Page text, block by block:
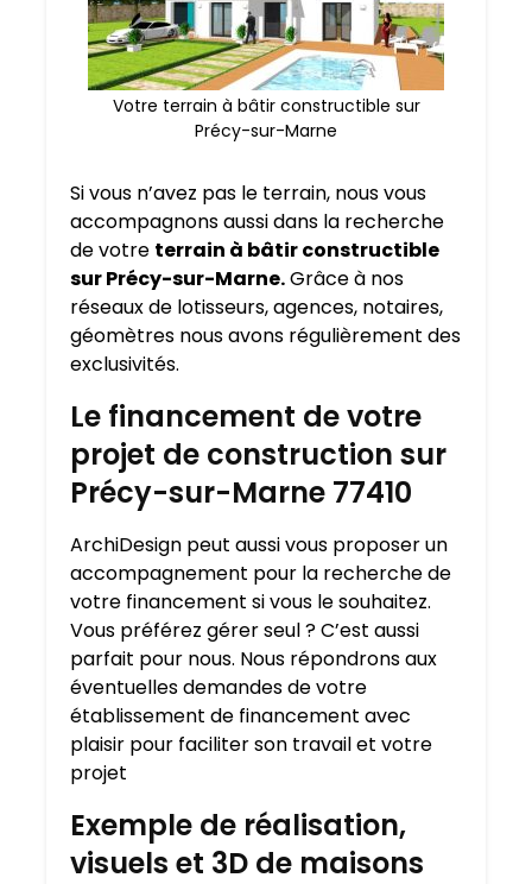
Votre terrain à bâtir constructible sur
Précy-sur-Marne
Si vous n’avez pas le terrain, nous vous
accompagnons aussi dans la recherche
de votre terrain à bâtir constructible
sur Précy-sur-Marne.Grâce à nos
réseaux de lotisseurs, agences, notaires,
géomètres nous avons régulièrement des
exclusivités.
Le financement de votre
projet de construction sur
Précy-sur-Marne 77410
ArchiDesign peut aussi vous proposer un
accompagnement pour la recherche de
votre financement si vous le souhaitez.
Vous préférez gérer seul ? C’est aussi
parfait pour nous. Nous répondrons aux
éventuelles demandes de votre
établissement de financement avec
plaisir pour faciliter son travail et votre
projet
Exemple de réalisation,
visuels et 3D de maisons